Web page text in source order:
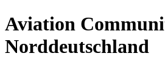
Aviation
Norddeutschland